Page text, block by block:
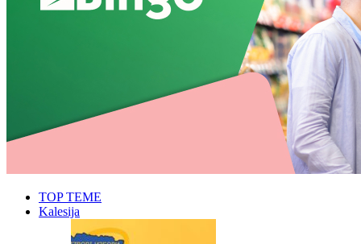
TOP TEME
Kalesija